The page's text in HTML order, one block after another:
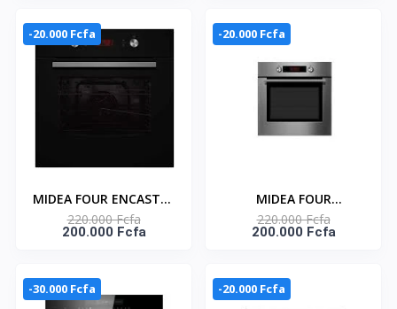
-20.000 Fcfa
MIDEA FOUR ENCASTRE
MULTIFONCTION 65L -
GAZ_65M90E3-004
220.000 Fcfa
200.000 Fcfa
-20.000 Fcfa
MIDEA FOUR
ELECTRIQUE ENCASTRE
TACTILE-65L -
220.000 Fcfa
200.000 Fcfa
-30.000 Fcfa -20.000 Fcfa